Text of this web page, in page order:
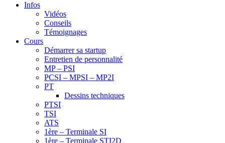
Infos
Vidéos
Conseils
Témoignages
Cours
Démarrer sa startup
Entretien de personnalité
MP – PSI
PCSI – MPSI – MP2I
PT
Dessins techniques
PTSI
TSI
ATS
1ère – Terminale SI
1ère – Terminale STI2D